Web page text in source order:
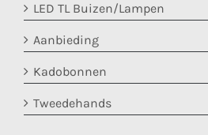
LED TL Buizen/Lampen
Aanbieding
Kadobonnen
Tweedehands